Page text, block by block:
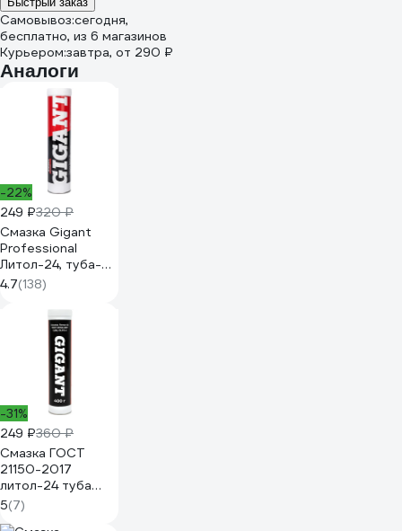
Самовывоз:сегодня,
бесплатно, из 6 магазинов
Курьером:завтра, от 290 ₽
Аналоги
-22%
249 ₽320 ₽
Смазка Gigant
Professional
Литол-24, туба-
картуш 400 г grf-
107
4.7(138)
-31%
249 ₽360 ₽
Смазка ГОСТ
21150-2017
литол-24 туба
400 г., Gigant
GLPG-4
5(7)